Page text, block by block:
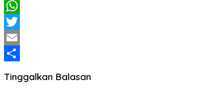
Facebook
WhatsApp
Twitter
Email
Tinggalkan Balasan